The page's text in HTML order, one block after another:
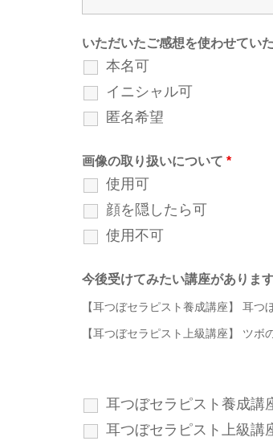
いただいたご感想を使わせてい
本名可
イニシャル可
匿名希望
画像の取り扱いについて *
使用可
顔を隠したら可
使用不可
今後受けてみたい講座がありま
耳つぼセラピスト養成講
耳つぼセラピスト上級講
【耳つぼセラピスト養成講座】 耳
【耳つぼセラピスト上級講座】 ツ